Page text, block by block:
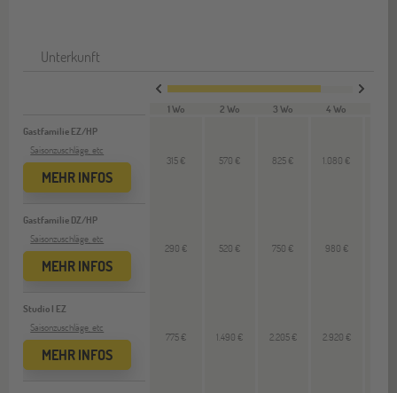
Unterkunft
Gastfamilie EZ/HP
Saisonzuschläge, etc
MEHR INFOS
Gastfamilie DZ/HP
Saisonzuschläge, etc
MEHR INFOS
Studio I EZ
Saisonzuschläge, etc
MEHR INFOS
1 Wo 2 Wo 3 Wo 4 Wo
315 € 570 € 825 € 1.080 €
290 € 520 € 750 € 980 €
775 € 1.490 € 2.205 € 2.920 €